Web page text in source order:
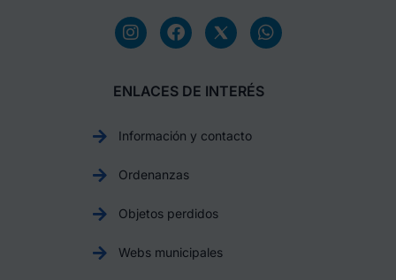
ENLACES DE INTERÉS
Información y contacto
Ordenanzas
Objetos perdidos
Webs municipales